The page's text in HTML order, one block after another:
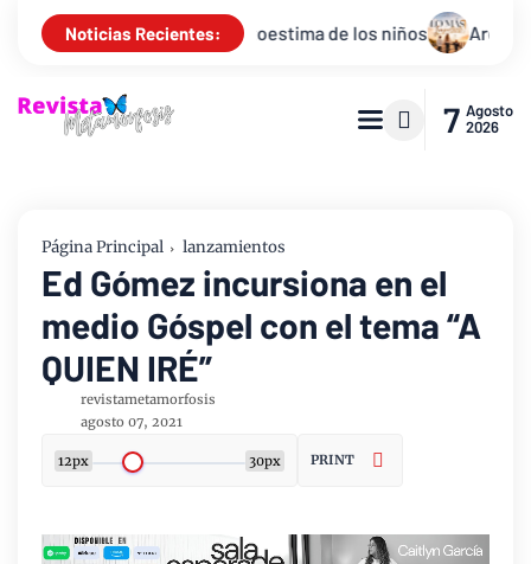
Noticias Recientes:
y autoestima de los niños Arca 33 presenta “Lo
7 Agosto
2026
Página Principal lanzamientos
Ed Gómez incursiona en el
medio Góspel con el tema “A
QUIEN IRÉ”
revistametamorfosis
agosto 07, 2021
12px 30px PRINT